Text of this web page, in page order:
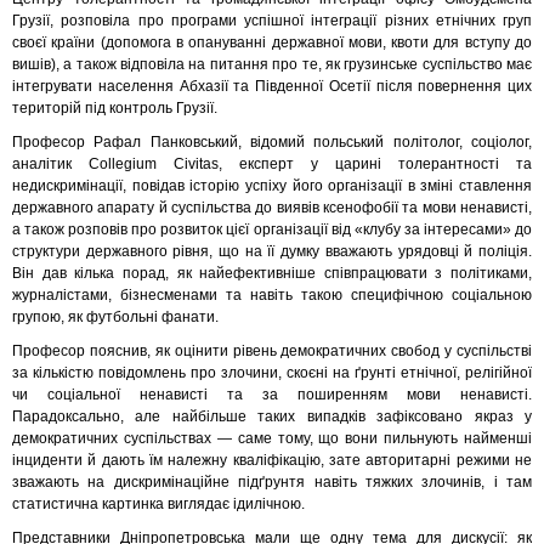
Грузії, розповіла про програми успішної інтеграції різних етнічних груп
своєї країни (допомога в опануванні державної мови, квоти для вступу до
вишів), а також відповіла на питання про те, як грузинське суспільство має
інтегрувати населення Абхазії та Південної Осетії після повернення цих
територій під контроль Грузії.
Професор Рафал Панковський, відомий польський політолог, соціолог,
аналітик Collegium Civitas, експерт у царині толерантності та
недискримінації, повідав історію успіху його організації в зміні ставлення
державного апарату й суспільства до виявів ксенофобії та мови ненависті,
а також розповів про розвиток цієї організації від «клубу за інтересами» до
структури державного рівня, що на її думку вважають урядовці й поліція.
Він дав кілька порад, як найефективніше співпрацювати з політиками,
журналістами, бізнесменами та навіть такою специфічною соціальною
групою, як футбольні фанати.
Професор пояснив, як оцінити рівень демократичних свобод у суспільстві
за кількістю повідомлень про злочини, скоєні на ґрунті етнічної, релігійної
чи соціальної ненависті та за поширенням мови ненависті.
Парадоксально, але найбільше таких випадків зафіксовано якраз у
демократичних суспільствах — саме тому, що вони пильнують найменші
інциденти й дають їм належну кваліфікацію, зате авторитарні режими не
зважають на дискримінаційне підґрунтя навіть тяжких злочинів, і там
статистична картинка виглядає ідилічною.
Представники Дніпропетровська мали ще одну тема для дискусії: як